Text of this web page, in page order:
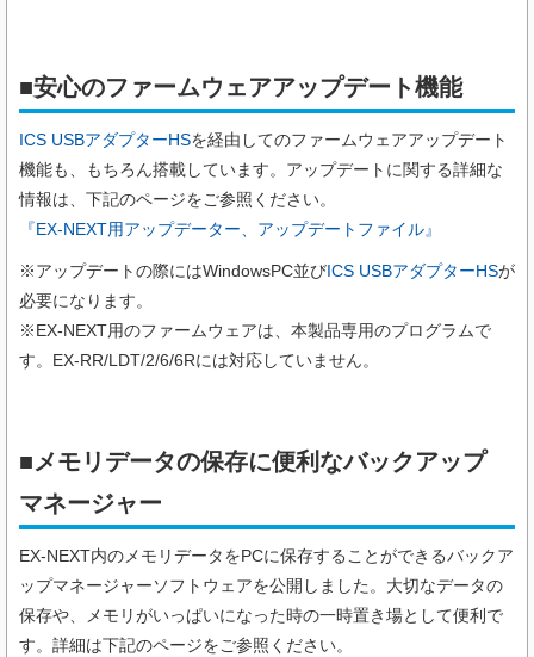
■安心のファームウェアアップデート機能
ICS USBアダプターHSを経由してのファームウェアアップデート
機能も、もちろん搭載しています。アップデートに関する詳細な
情報は、下記のページをご参照ください。
『EX-NEXT用アップデーター、アップデートファイル』
※アップデートの際にはWindowsPC並びICS USBアダプターHSが
必要になります。
※EX-NEXT用のファームウェアは、本製品専用のプログラムで
す。EX-RR/LDT/2/6/6Rには対応していません。
■メモリデータの保存に便利なバックアップ
マネージャー
EX-NEXT内のメモリデータをPCに保存することができるバックア
ップマネージャーソフトウェアを公開しました。大切なデータの
保存や、メモリがいっぱいになった時の一時置き場として便利で
す。詳細は下記のページをご参照ください。